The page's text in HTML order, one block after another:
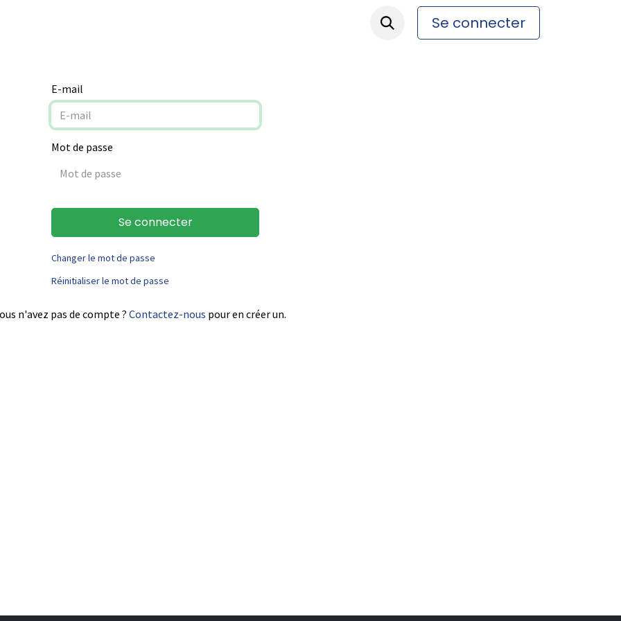
Se connecter
E-mail
Mot de passe
Se connecter
Changer le mot de passe
Réinitialiser le mot de passe
n'avez pas de compte ? Contactez-nous pour en créer un.